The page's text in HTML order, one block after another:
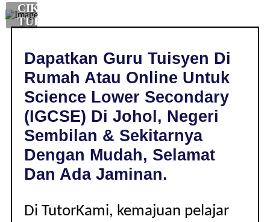
CIKGU
TUISYEN
JOHOL,
NEGERI
SEMBILAN
LOWER
SECONDARY
(IGCSE)
Dapatkan Guru Tuisyen Di
Rumah Atau Online Untuk
Science Lower Secondary
(IGCSE) Di Johol, Negeri
Sembilan & Sekitarnya
Dengan Mudah, Selamat
Dan Ada Jaminan.
Di TutorKami, kemajuan pelajar